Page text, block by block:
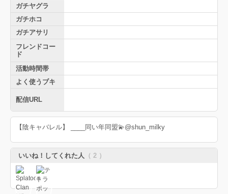
ガチヤグラ
ガチホコ
ガチアサリ
フレンドコー
ド
活動時間帯
よく使うブキ
配信URL
【陰キャバレル】 ____同い年同盟💫@shun_milky
いいね！してくれた人 （ 2 ）